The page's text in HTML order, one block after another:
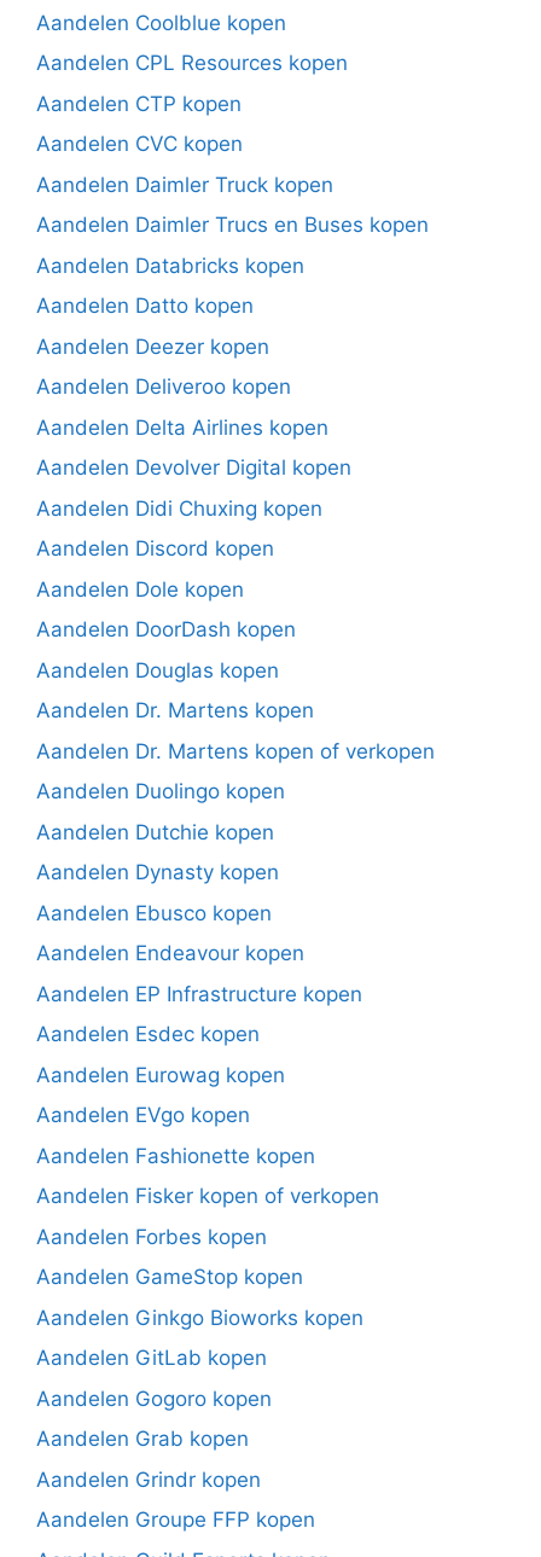
Aandelen Coolblue kopen
Aandelen CPL Resources kopen
Aandelen CTP kopen
Aandelen CVC kopen
Aandelen Daimler Truck kopen
Aandelen Daimler Trucs en Buses kopen
Aandelen Databricks kopen
Aandelen Datto kopen
Aandelen Deezer kopen
Aandelen Deliveroo kopen
Aandelen Delta Airlines kopen
Aandelen Devolver Digital kopen
Aandelen Didi Chuxing kopen
Aandelen Discord kopen
Aandelen Dole kopen
Aandelen DoorDash kopen
Aandelen Douglas kopen
Aandelen Dr. Martens kopen
Aandelen Dr. Martens kopen of verkopen
Aandelen Duolingo kopen
Aandelen Dutchie kopen
Aandelen Dynasty kopen
Aandelen Ebusco kopen
Aandelen Endeavour kopen
Aandelen EP Infrastructure kopen
Aandelen Esdec kopen
Aandelen Eurowag kopen
Aandelen EVgo kopen
Aandelen Fashionette kopen
Aandelen Fisker kopen of verkopen
Aandelen Forbes kopen
Aandelen GameStop kopen
Aandelen Ginkgo Bioworks kopen
Aandelen GitLab kopen
Aandelen Gogoro kopen
Aandelen Grab kopen
Aandelen Grindr kopen
Aandelen Groupe FFP kopen